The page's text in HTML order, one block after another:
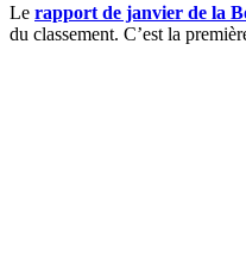
Le rapport de janvier de la
du classement. C’est la